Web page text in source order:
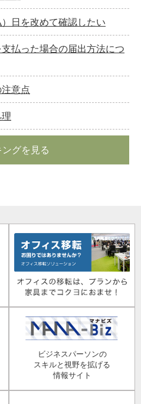
日を改めて確認したい
払った場合の届出方法につ
意点
グを見る
ビジネスパーソンの
スキルと視野を拡げる
情報サイト